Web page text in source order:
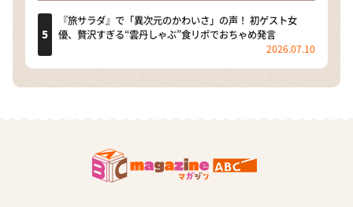
『旅サラダ』で「異次元のかわいさ」の声！ 初ゲスト女
優、贅沢すぎる“雲丹しゃぶ”食リポでおちゃめ発言
2026.07.10